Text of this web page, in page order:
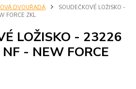
DVOUŘADÁ
SOUDEČKOVÉ LOŽISKO -
FORCE ZKL
LOŽISKO - 23226
- NEW FORCE